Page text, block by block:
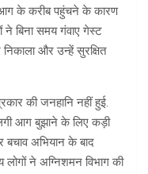
के करीब पहुंचने के कारण
ने बिना समय गंवाए गेस्ट
निकाला और उन्हें सुरक्षित
की जनहानि नहीं हुई.
आग बुझाने के लिए कड़ी
अभियान के बाद
लोगों ने अग्निशमन विभाग की